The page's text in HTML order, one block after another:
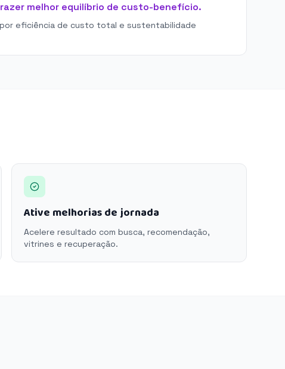
melhor equilíbrio de custo-benefício.
eficiência de custo total e sustentabilidade
Ative melhorias de jornada
Acelere resultado com busca, recomendação,
vitrines e recuperação.